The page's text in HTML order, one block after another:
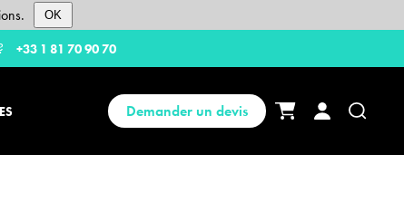
OK
+33 1 81 70 90 70
Demander un devis